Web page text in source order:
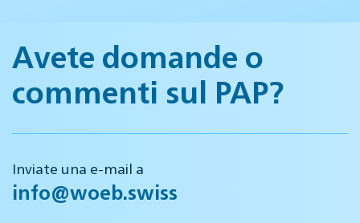
Avete domande o
commenti sul PAP?
Inviate una e-mail a
info@woeb.swiss